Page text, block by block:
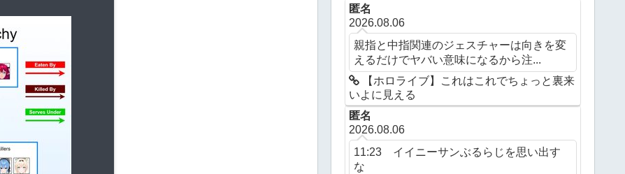
匿名
2026.08.06
親指と中指関連のジェスチャーは向きを変
えるだけでヤバい意味になるから注...
【ホロライブ】これはこれでちょっと裏来
いよに見える
匿名
2026.08.06
11:23 イイニーサンぶるらじを思い出す
な